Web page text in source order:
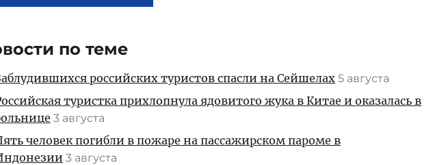
по теме
российских туристов спасли на Сейшелах 5 августа
туристка прихлопнула ядовитого жука в Китае и оказалась в
3 августа
человек погибли в пожаре на пассажирском пароме в
3 августа